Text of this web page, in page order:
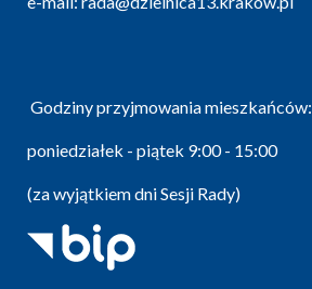
Godziny przyjmowania mieszkańców:
poniedziałek - piątek 9:00 - 15:00
(za wyjątkiem dni Sesji Rady)